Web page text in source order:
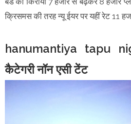
क्रिसमस की तरह न्यू ईयर पर यहीं रेट 11
hanumantiya tapu
कैटेगरी नॉन एसी टेंट